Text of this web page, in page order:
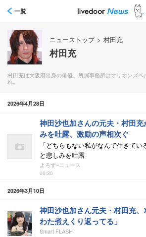
一覧
ニューストップ > 村田充
村田充
村田充は大阪府出身の俳優。所属事務所はオリオンズベ
れ。
2026年4月28日
神田沙也加さんの元夫・村田
みを吐露、激励の声相次ぐ
「どちらもない私がなんで生きてい
と悲しみを吐露
よろず~ニュース
06:30
2026年3月10日
神田沙也加さん元夫・村田充
わた煮えくり返ってる」
Smart FLASH